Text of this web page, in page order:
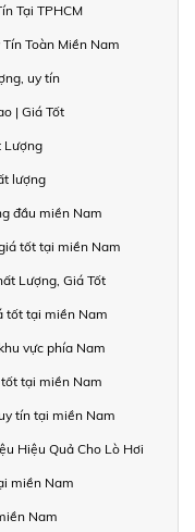
Tại TPHCM
Toàn Miền Nam
uy tín
| Giá Tốt
Lượng
lượng
đầu miền Nam
tốt tại miền Nam
Lượng, Giá Tốt
tốt tại miền Nam
vực phía Nam
tại miền Nam
tín tại miền Nam
Hiệu Quả Cho Lò Hơi
miền Nam
Nam